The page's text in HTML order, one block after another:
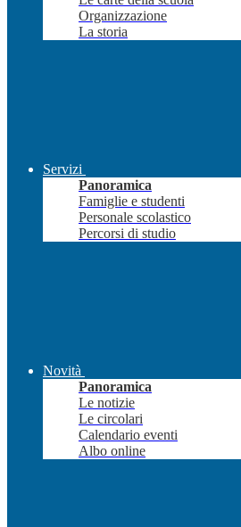
Organizzazione
La storia
Servizi
Panoramica
Famiglie e studenti
Personale scolastico
Percorsi di studio
Novità
Panoramica
Le notizie
Le circolari
Calendario eventi
Albo online